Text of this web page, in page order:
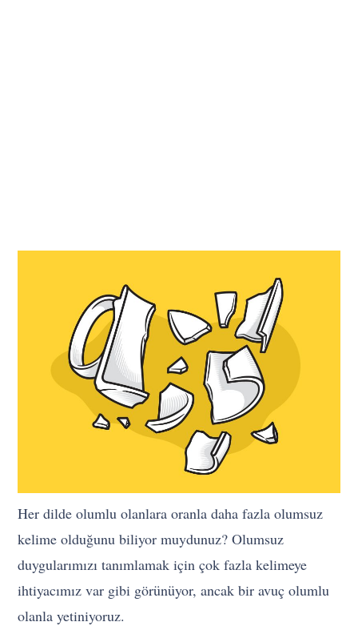
Her dilde olumlu olanlara oranla daha fazla olumsuz
kelime olduğunu biliyor muydunuz? Olumsuz
duygularımızı tanımlamak için çok fazla kelimeye
ihtiyacımız var gibi görünüyor, ancak bir avuç olumlu
olanla yetiniyoruz.